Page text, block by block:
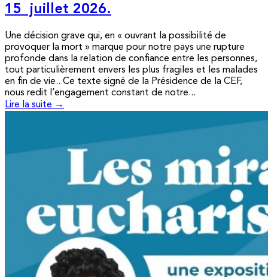
15 juillet 2026.
Une décision grave qui, en « ouvrant la possibilité de
provoquer la mort » marque pour notre pays une rupture
profonde dans la relation de confiance entre les personnes,
tout particulièrement envers les plus fragiles et les malades
en fin de vie.. Ce texte signé de la Présidence de la CEF,
nous redit l’engagement constant de notre...
Lire la suite →